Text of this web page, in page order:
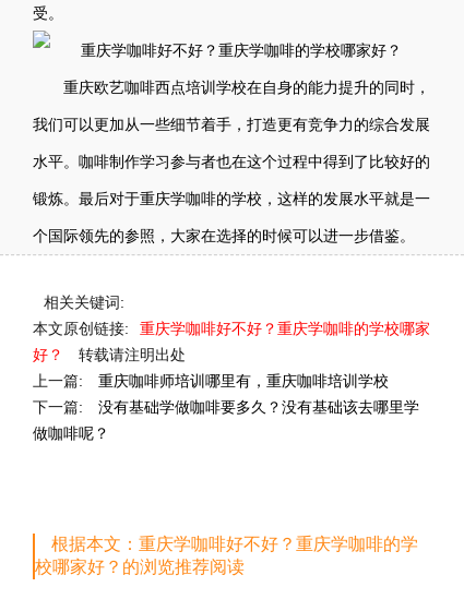
受。
重庆欧艺咖啡西点培训学校在自身的能力提升的同时，
我们可以更加从一些细节着手，打造更有竞争力的综合发展
水平。咖啡制作学习参与者也在这个过程中得到了比较好的
锻炼。最后对于重庆学咖啡的学校，这样的发展水平就是一
个国际领先的参照，大家在选择的时候可以进一步借鉴。
相关关键词:
本文原创链接:
重庆学咖啡好不好？重庆学咖啡的学校哪家
好？
转载请注明出处
上一篇:
重庆咖啡师培训哪里有，重庆咖啡培训学校
下一篇:
没有基础学做咖啡要多久？没有基础该去哪里学
做咖啡呢？
根据本文：重庆学咖啡好不好？重庆学咖啡的学
校哪家好？的浏览推荐阅读